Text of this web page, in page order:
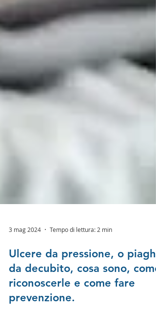
3 mag 2024 Tempo di lettura: 2 min
Ulcere da pressione, o piaghe
da decubito, cosa sono, come
riconoscerle e come fare